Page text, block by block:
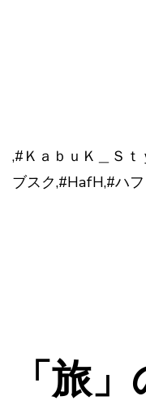
,#ＫａｂｕＫ＿Ｓｔ
ブスク,#HafH,#ハフ
「旅